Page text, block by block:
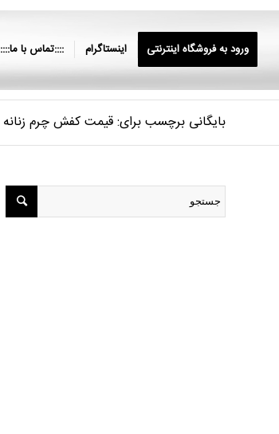
ورود به فروشگاه اینترنتی اینستاگرام ::::تماس با ما::::
بایگانی برچسب برای: قیمت کفش چرم زنانه